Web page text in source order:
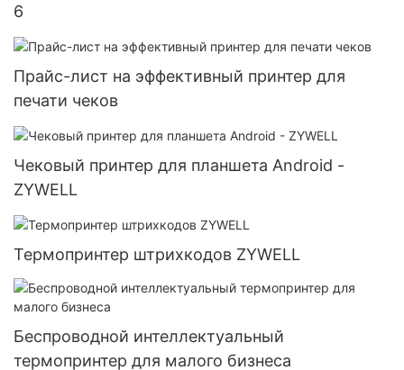
6
Прайс-лист на эффективный принтер для
печати чеков
Чековый принтер для планшета Android -
ZYWELL
Термопринтер штрихкодов ZYWELL
Беспроводной интеллектуальный
термопринтер для малого бизнеса